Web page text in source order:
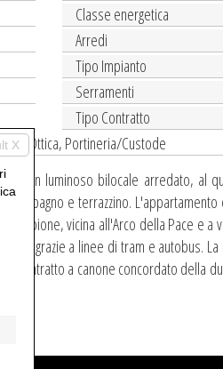
Classe energetica
Arredi
Tipo Impianto
Serramenti
Tipo Contratto
Ottica, Portineria/Custode
un luminoso bilocale arredato, al
bagno e terrazzino.
vicina all'Arco della Pace e
grazie a linee di tram e autobus.
contratto a canone concordato della
X